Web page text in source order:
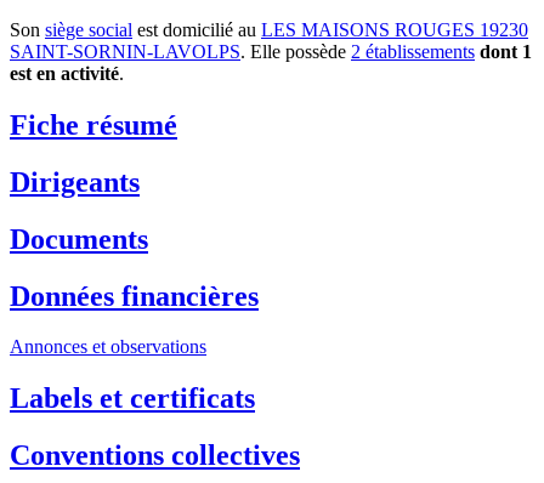
Son siège social est domicilié au LES MAISONS ROUGES 19230
SAINT-SORNIN-LAVOLPS. Elle possède 2 établissements dont 1
est en activité.
Fiche résumé
Dirigeants
Documents
Données financières
Annonces et observations
Labels et certificats
Conventions collectives